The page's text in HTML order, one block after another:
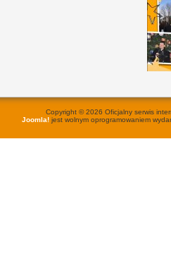
Copyright © 2026 Oficjalny serwis
Joomla!jest wolnym oprogramowaniem